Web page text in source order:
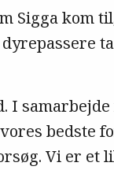
Sigga kom
I
bedste
Vi er et